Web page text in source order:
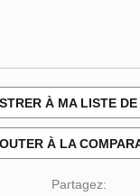
À MA LISTE
À LA
Partagez: